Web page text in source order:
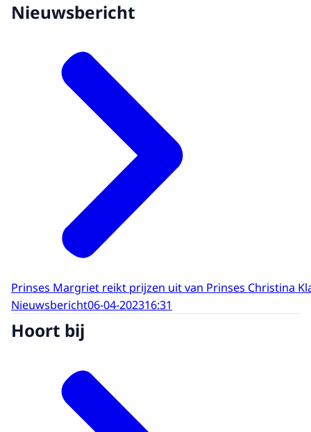
Nieuwsbericht
Prinses Margriet reikt prijzen uit van Prinses Christina
Nieuwsbericht06-04-202316:31
Hoort bij